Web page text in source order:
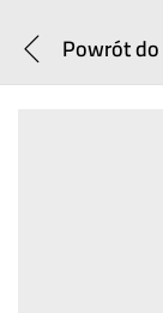
Powrót do